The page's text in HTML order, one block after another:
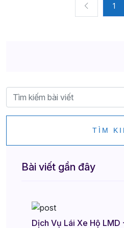
1
TÌM
Bài viết gần đây
Dịch Vụ Lái Xe Hộ